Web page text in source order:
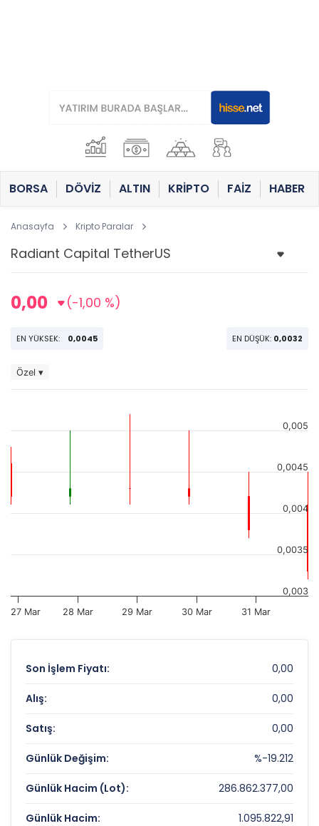
BORSA DÖVİZ ALTIN KRİPTO FAİZ HABER
Anasayfa Kripto Paralar
0,00 (-1,00 %)
EN YÜKSEK: 0,0045 EN DÜŞÜK: 0,0032
Özel ▾
27 Mar 28 Mar 29 Mar 30 Mar 31 Mar
0,003
0,0035
0,004
0,0045
0,005
Son İşlem Fiyatı: 0,00
Alış: 0,00
Satış: 0,00
Günlük Değişim: %-19.212
Günlük Hacim (Lot): 286.862.377,00
Günlük Hacim: 1.095.822,91